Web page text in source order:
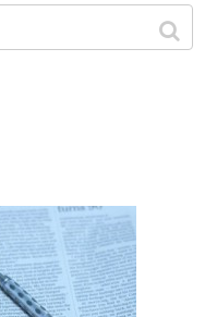
緒にテレビに出てくる